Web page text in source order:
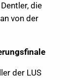
die
von der
der LUS